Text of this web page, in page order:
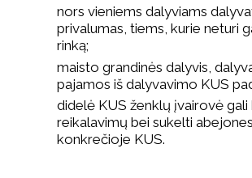
nors vieniems dalyviams
privalumas, tiems, kurie neturi
rinką;
maisto grandinės dalyvis,
pajamos iš dalyvavimo KUS
didelė KUS ženklų įvairovė
reikalavimų bei sukelti
konkrečioje KUS.